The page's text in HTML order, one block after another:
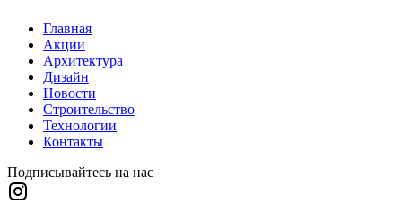
Главная
Акции
Архитектура
Дизайн
Новости
Строительство
Технологии
Контакты
Подписывайтесь на нас